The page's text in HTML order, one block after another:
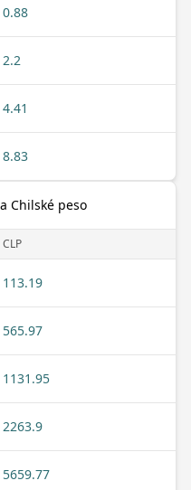
0.88
2.2
4.41
8.83
Chilské peso
CLP
113.19
565.97
1131.95
2263.9
5659.77